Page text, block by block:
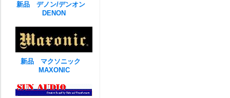
新品 デノン/デンオン
DENON
新品 マクソニック
MAXONIC